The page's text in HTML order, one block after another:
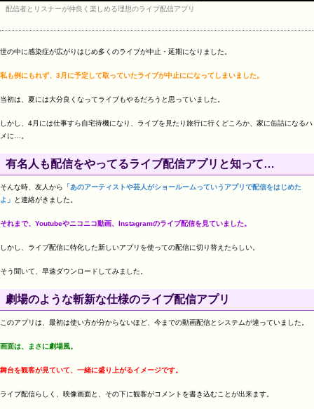
配信者とリスナーが仲良く楽しめる理想のライブ配信アプリ
世の中に感染症が広がりはじめ多くのライブが中止・延期になりました。
私も例にもれず、3月に予定して取っていたライブが中止にになってしまいました。
当初は、夏には大分良くなってライブもやるだろうと思っていました。
しかし、4月には仕事すら自宅待機になり、ライブを見たり旅行に行くどころか、家に缶詰になるハ
メに…。
有名人も配信をやってるライブ配信アプリと知って…
そんな時、友人から 「あのアーティストや芸人がショールームっていうアプリで配信をはじめた
よ」
と連絡がきました。
それまで、Youtubeやニコニコ動画、Instagramのライブ配信を見ていました。
しかし、ライブ配信に特化した新しいアプリを使っての配信に切り替えたらしい。
そう聞いて、早速ダウンロードしてみました。
劇場のような斬新な仕様のライブ配信アプリ
このアプリは、最初は使い方が分からないほど、今までの動画配信とシステムが違っていました。
画面は、まさに劇場風。
舞台を観客が見ていて、一緒に盛り上がるイメージです。
ライブ配信らしく、映像画面と、その下に観客がコメントを書き込むことが出来ます。